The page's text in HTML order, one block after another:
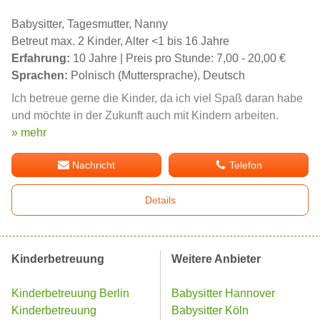
Babysitter, Tagesmutter, Nanny
Betreut max. 2 Kinder, Alter <1 bis 16 Jahre
Erfahrung: 10 Jahre | Preis pro Stunde: 7,00 - 20,00 €
Sprachen: Polnisch (Muttersprache), Deutsch
Ich betreue gerne die Kinder, da ich viel Spaß daran habe
und möchte in der Zukunft auch mit Kindern arbeiten.
» mehr
Nachricht Telefon
Details
Kinderbetreuung
Kinderbetreuung Berlin
Kinderbetreuung
Weitere Anbieter
Babysitter Hannover
Babysitter Köln